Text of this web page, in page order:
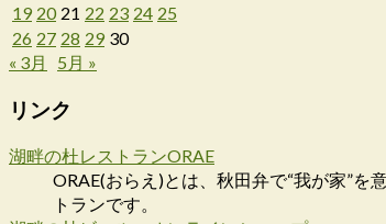
19 20 21 22 23 24 25
26 27 28 29 30
« 3月
5月 »
リンク
湖畔の杜レストランORAE
ORAE(おらえ)とは、秋田弁で“我が家”
トランです。